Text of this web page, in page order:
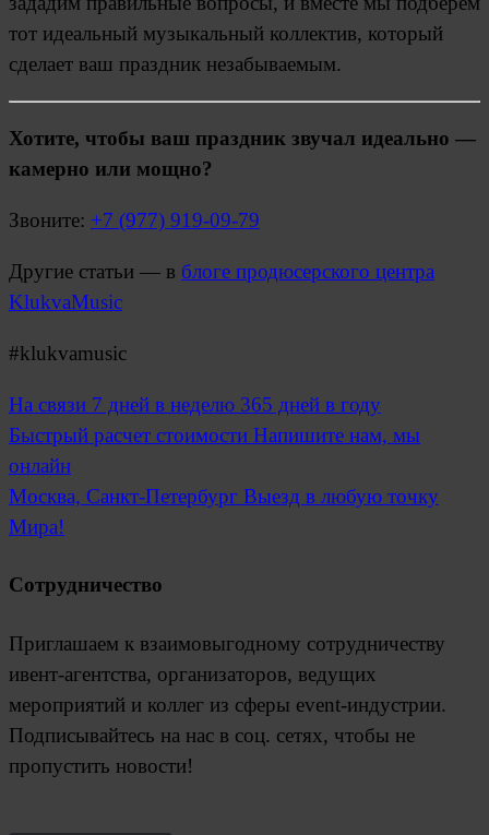
тот идеальный музыкальный коллектив, который
сделает ваш праздник незабываемым.
Хотите, чтобы ваш праздник звучал идеально —
камерно или мощно?
Звоните: +7 (977) 919-09-79
Другие статьи — в блоге продюсерского центра
KlukvaMusic
#klukvamusic
На связи 7 дней в неделю 365 дней в году
Быстрый расчет стоимости Напишите нам, мы
онлайн
Москва, Санкт-Петербург Выезд в любую точку
Мира!
Сотрудничество
Приглашаем к взаимовыгодному сотрудничеству
ивент-агентства, организаторов, ведущих
мероприятий и коллег из сферы event-индустрии.
Подписывайтесь на нас в соц. сетях, чтобы не
пропустить новости!